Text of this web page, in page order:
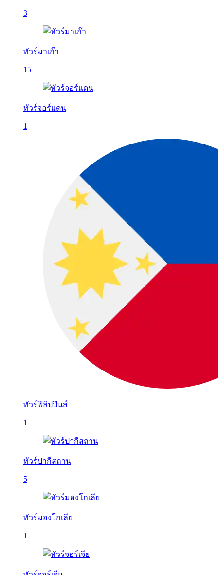
3
ทัวร์มาเก๊า
15
ทัวร์จอร์แดน
1
ทัวร์ฟิลิปปินส์
1
ทัวร์ปากีสถาน
5
ทัวร์มองโกเลีย
1